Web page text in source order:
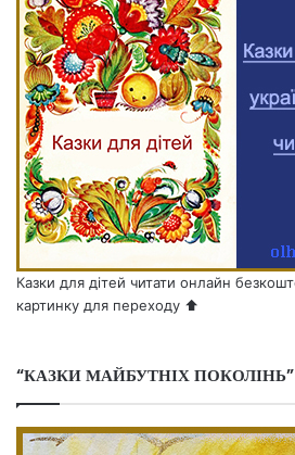
Казки для дітей читати онлайн
картинку для переходу ⬆️
“КАЗКИ МАЙБУТНІХ ПОКОЛІНЬ”